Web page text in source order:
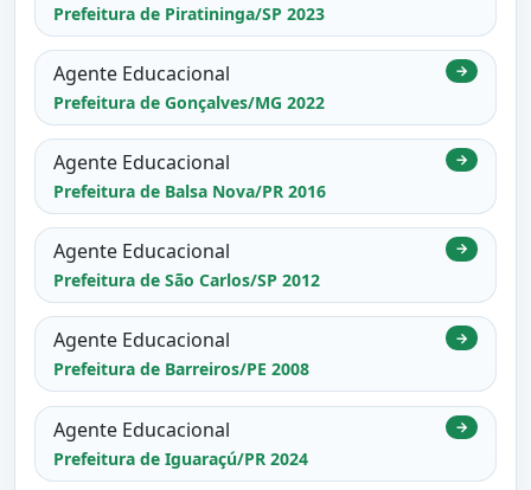
Prefeitura de Piratininga/SP 2023
Agente Educacional
Prefeitura de Gonçalves/MG 2022
→
Agente Educacional
Prefeitura de Balsa Nova/PR 2016
→
Agente Educacional
Prefeitura de São Carlos/SP 2012
→
Agente Educacional
Prefeitura de Barreiros/PE 2008
→
Agente Educacional
Prefeitura de Iguaraçú/PR 2024
→